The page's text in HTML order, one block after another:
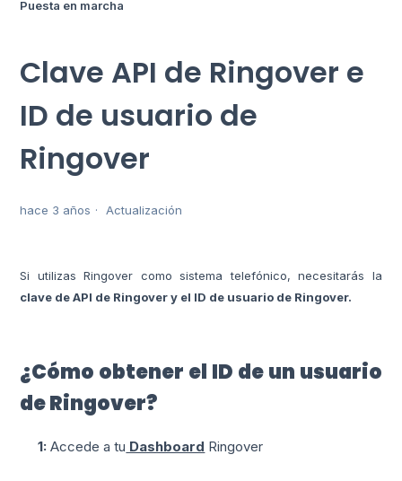
Puesta en marcha
Clave API de Ringover e
ID de usuario de
Ringover
hace 3 años Actualización
Si utilizas Ringover como sistema telefónico, necesitarás la
clave de API de Ringover y el ID de usuario de Ringover.
¿Cómo obtener el ID de un usuario
de Ringover?
1:Accede a tu Dashboard Ringover